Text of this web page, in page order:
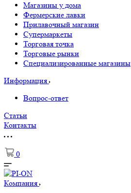
Магазины у дома
Фермерские лавки
Прилавочный магазин
Супермаркеты
Торговая точка
Торговые рынки
Специализированные магазины
Информация
Вопрос-ответ
Статьи
Контакты
0
Компания